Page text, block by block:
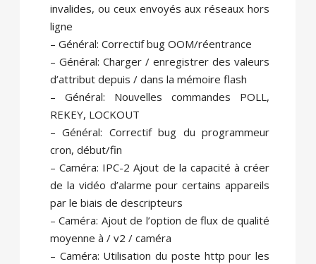
invalides, ou ceux envoyés aux réseaux hors
ligne
– Général: Correctif bug OOM/réentrance
– Général: Charger / enregistrer des valeurs
d’attribut depuis / dans la mémoire flash
– Général: Nouvelles commandes POLL,
REKEY, LOCKOUT
– Général: Correctif bug du programmeur
cron, début/fin
– Caméra: IPC-2 Ajout de la capacité à créer
de la vidéo d’alarme pour certains appareils
par le biais de descripteurs
– Caméra: Ajout de l’option de flux de qualité
moyenne à / v2 / caméra
– Caméra: Utilisation du poste http pour les